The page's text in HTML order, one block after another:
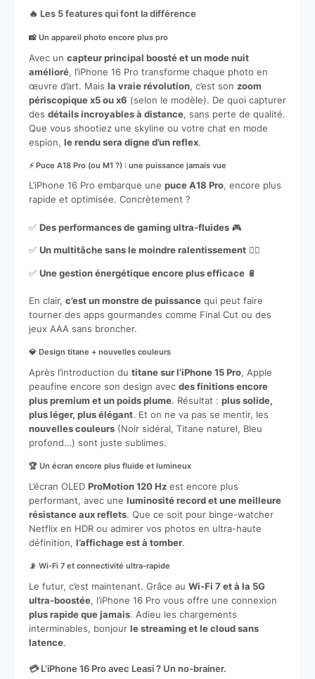
🔥 Les 5 features qui font la différence
📸 Un appareil photo encore plus pro
Avec un capteur principal boosté et un mode nuit
amélioré, l’iPhone 16 Pro transforme chaque photo en
œuvre d’art. Mais la vraie révolution, c’est son zoom
périscopique x5 ou x6 (selon le modèle). De quoi capturer
des détails incroyables à distance, sans perte de qualité.
Que vous shootiez une skyline ou votre chat en mode
espion, le rendu sera digne d’un reflex.
⚡ Puce A18 Pro (ou M1 ?) : une puissance jamais vue
L’iPhone 16 Pro embarque une puce A18 Pro, encore plus
rapide et optimisée. Concrètement ?
✅ Des performances de gaming ultra-fluides🎮
✅ Un multitâche sans le moindre ralentissement🏃‍♂️
✅ Une gestion énergétique encore plus efficace🔋
En clair, c’est un monstre de puissancequi peut faire
tourner des apps gourmandes comme Final Cut ou des
jeux AAA sans broncher.
💎 Design titane + nouvelles couleurs
Après l’introduction du titane sur l’iPhone 15 Pro, Apple
peaufine encore son design avec des finitions encore
plus premium et un poids plume. Résultat : plus solide,
plus léger, plus élégant. Et on ne va pas se mentir, les
nouvelles couleurs(Noir sidéral, Titane naturel, Bleu
profond…) sont juste sublimes.
🏆 Un écran encore plus fluide et lumineux
L’écran OLED ProMotion 120 Hzest encore plus
performant, avec une luminosité record et une meilleure
résistance aux reflets. Que ce soit pour binge-watcher
Netflix en HDR ou admirer vos photos en ultra-haute
définition, l’affichage est à tomber.
📡 Wi-Fi 7 et connectivité ultra-rapide
Le futur, c’est maintenant. Grâce au Wi-Fi 7 et à la 5G
ultra-boostée, l’iPhone 16 Pro vous offre une connexion
plus rapide que jamais. Adieu les chargements
interminables, bonjour le streaming et le cloud sans
latence.
💳 L’iPhone 16 Pro avec Leasi ? Un no-brainer.